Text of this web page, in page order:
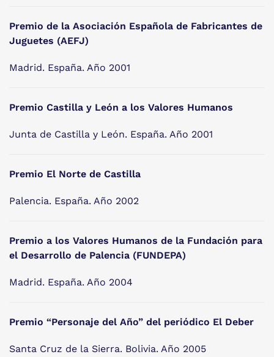
Premio de la Asociación Española de Fabricantes de
Juguetes (AEFJ)
Madrid. España. Año 2001
Premio Castilla y León a los Valores Humanos
Junta de Castilla y León. España. Año 2001
Premio El Norte de Castilla
Palencia. España. Año 2002
Premio a los Valores Humanos de la Fundación para
el Desarrollo de Palencia (FUNDEPA)
Madrid. España. Año 2004
Premio “Personaje del Año” del periódico El Deber
Santa Cruz de la Sierra. Bolivia. Año 2005